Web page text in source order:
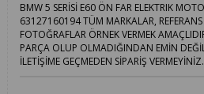
BMW 5 SERİSİ E60 ÖN FAR ELEKTRIK
63127160194 TÜM MARKALAR,
FOTOĞRAFLAR ÖRNEK VERMEK
PARÇA OLUP OLMADIĞINDAN EMİN
İLETİŞİME GEÇMEDEN SİPARİŞ VERMEYİNİZ.